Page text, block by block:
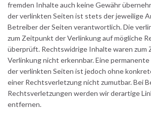
fremden Inhalte auch keine Gewähr
der verlinkten Seiten ist stets der jeweilige
Betreiber der Seiten verantwortlich. Die
zum Zeitpunkt der Verlinkung auf mögliche
überprüft. Rechtswidrige Inhalte waren zum
Verlinkung nicht erkennbar. Eine
der verlinkten Seiten ist jedoch ohne
einer Rechtsverletzung nicht zumutbar. Bei
Rechtsverletzungen werden wir derartige
entfernen.